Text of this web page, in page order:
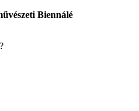
Biennálé